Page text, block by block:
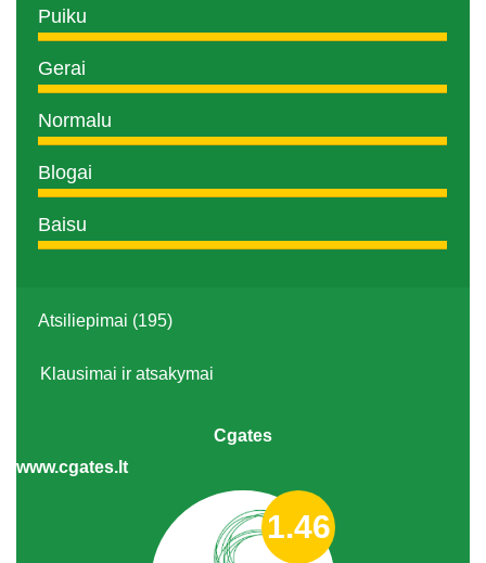
Puiku
Gerai
Normalu
Blogai
Baisu
Atsiliepimai (195)
Klausimai ir atsakymai
Cgates
www.cgates.lt
1.46